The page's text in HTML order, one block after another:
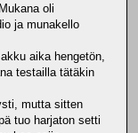
oli
ja munakello
aika hengetön,
testailla tätäkin
mutta sitten
tuo harjaton setti